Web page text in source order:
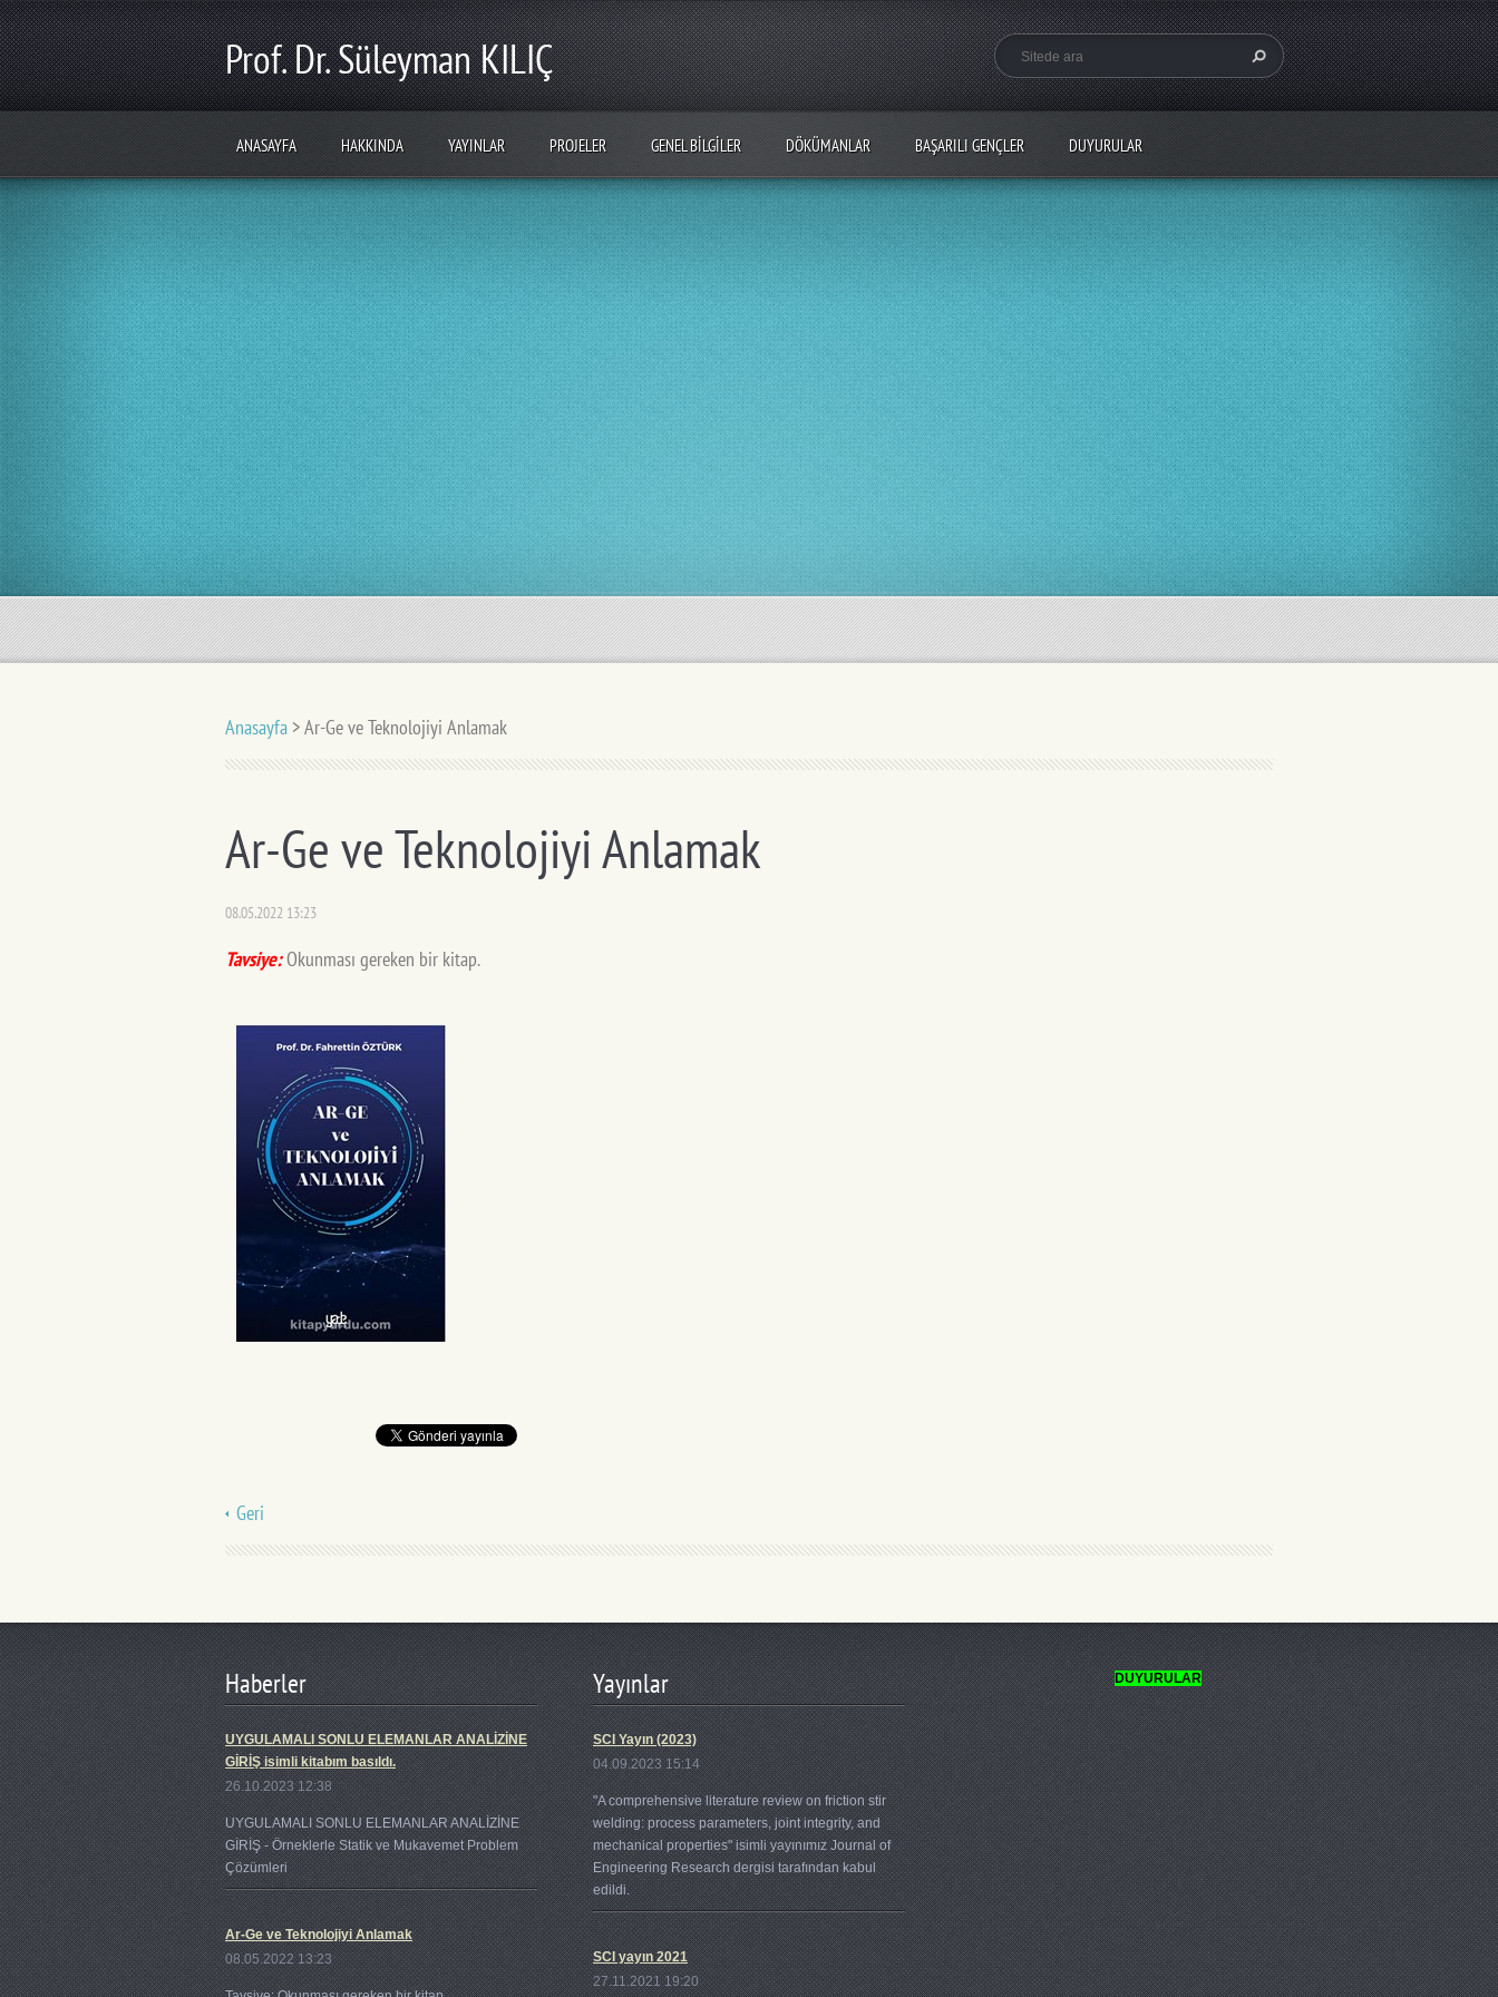
Prof. Dr. Süleyman KILIÇ
ANASAYFA HAKKINDA YAYINLAR PROJELER GENEL BILGILER DÖKÜMANLAR BAŞARILI GENÇLER DUYURULAR
Anasayfa >Ar-Ge ve Teknolojiyi Anlamak
Ar-Ge ve Teknolojiyi Anlamak
08.05.2022 13:23
Tavsiye:Okunması gereken bir kitap.
Geri
Haberler
UYGULAMALI SONLU ELEMANLAR ANALİZİNE
GİRİŞ isimli kitabım basıldı.
26.10.2023 12:38
UYGULAMALI SONLU ELEMANLAR ANALİZİNE
GİRİŞ - Örneklerle Statik ve Mukavemet Problem
Çözümleri
Ar-Ge ve Teknolojiyi Anlamak
08.05.2022 13:23
Yayınlar
SCI Yayın (2023)
04.09.2023 15:14
"A comprehensive literature review on friction stir
welding: process parameters, joint integrity, and
mechanical properties" isimli yayınımız Journal of
Engineering Research dergisi tarafından kabul
edildi.
SCI yayın 2021
27.11.2021 19:20
DUYURULAR
ODTÜ'denücretsiz sertfikalı dersler.